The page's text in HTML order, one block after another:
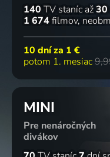
140 TV staníc až30
1 674filmov
10 dní za 1 €
potom 1. mesiac
MINI
Pre nenáročných
divákov